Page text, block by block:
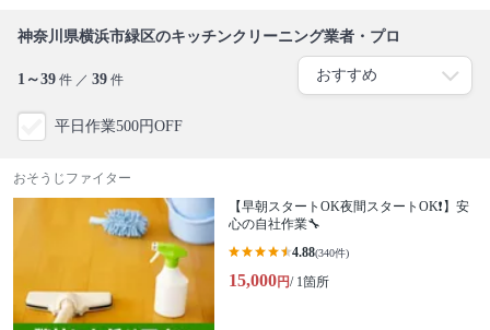
神奈川県横浜市緑区のキッチンクリーニング業者・プロ
1～39 件 ／ 39 件
平日作業500円OFF
おそうじファイター
【早朝スタートOK夜間スタートOK❗️】安
心の自社作業🔧
4.88(340件)
15,000円/ 1箇所